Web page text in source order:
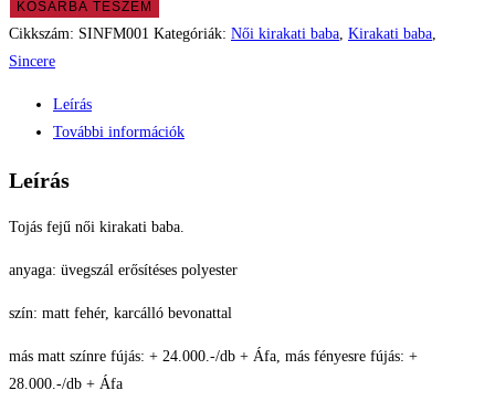
női
kirakati
mennyiség
KOSÁRBA TESZEM
Cikkszám: SINFM001 Kategóriák: Női kirakati baba, Kirakati baba,
Sincere
Leírás
További információk
Leírás
Tojás fejű női kirakati baba.
anyaga: üvegszál erősítéses polyester
szín: matt fehér, karcálló bevonattal
más matt színre fújás: + 24.000.-/db + Áfa, más fényesre fújás: +
28.000.-/db + Áfa